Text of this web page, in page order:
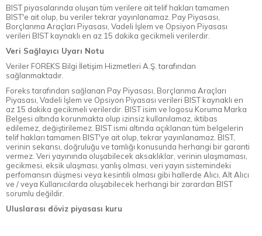
BIST piyasalarında oluşan tüm verilere ait telif hakları tamamen
BIST'e ait olup, bu veriler tekrar yayınlanamaz. Pay Piyasası,
Borçlanma Araçları Piyasası, Vadeli İşlem ve Opsiyon Piyasası
verileri BIST kaynaklı en az 15 dakika gecikmeli verilerdir.
Veri Sağlayıcı Uyarı Notu
Veriler FOREKS Bilgi İletişim Hizmetleri A.Ş. tarafından
sağlanmaktadır.
Foreks tarafından sağlanan Pay Piyasası, Borçlanma Araçları
Piyasası, Vadeli İşlem ve Opsiyon Piyasası verileri BIST kaynaklı en
az 15 dakika gecikmeli verilerdir. BIST isim ve logosu Koruma Marka
Belgesi altında korunmakta olup izinsiz kullanılamaz, iktibas
edilemez, değiştirilemez. BIST ismi altında açıklanan tüm belgelerin
telif hakları tamamen BIST'ye ait olup, tekrar yayınlanamaz. BIST,
verinin sekansı, doğruluğu ve tamlığı konusunda herhangi bir garanti
vermez. Veri yayınında oluşabilecek aksaklıklar, verinin ulaşmaması,
gecikmesi, eksik ulaşması, yanlış olması, veri yayın sistemindeki
perfomansın düşmesi veya kesintili olması gibi hallerde Alıcı, Alt Alıcı
ve / veya Kullanıcılarda oluşabilecek herhangi bir zarardan BIST
sorumlu değildir.
Uluslarası döviz piyasası kuru